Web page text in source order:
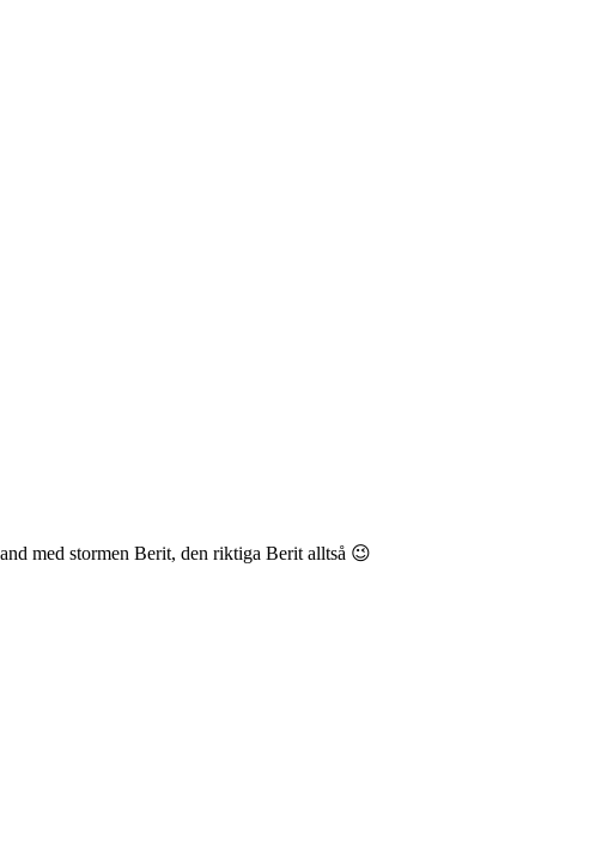
med stormen Berit, den riktiga Berit alltså 😉